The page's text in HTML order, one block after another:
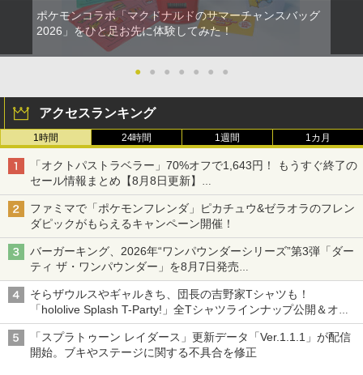
ポケモンコラボ「マクドナルドのサマーチャンスバッグ
2026」をひと足お先に体験してみた！
● ● ● ● ● ● ●
アクセスランキング
1時間 24時間 1週間 1カ月
「オクトパストラベラー」70%オフで1,643円！ もうすぐ終了の
セール情報まとめ【8月8日更新】
ニンテンドーeショップでは「大神 絶景版」が67%オフで990円
ファミマで「ポケモンフレンダ」ピカチュウ&ゼラオラのフレン
ダピックがもらえるキャンペーン開催！
バーガーキング、2026年“ワンパウンダーシリーズ”第3弾「ダー
ティ ザ・ワンパウンダー」を8月7日発売
「特製ガーリックマヨソース」を使用した超大型チーズバーガー
そらザウルスやギャルきち、団長の吉野家Tシャツも！
「hololive Splash T-Party!」全Tシャツラインナップ公開＆オン
ライン販売開始
「スプラトゥーン レイダース」更新データ「Ver.1.1.1」が配信
開始。ブキやステージに関する不具合を修正